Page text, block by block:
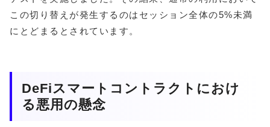
この切り替えが発生するのはセッション全体の5%未満
にとどまるとされています。
DeFiスマートコントラクトにおけ
る悪用の懸念